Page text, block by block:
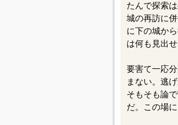
たんで探索
城の再訪に
に下の城か
は何も見出
要害て一応
まない。逃
そもそも論
だ。この場